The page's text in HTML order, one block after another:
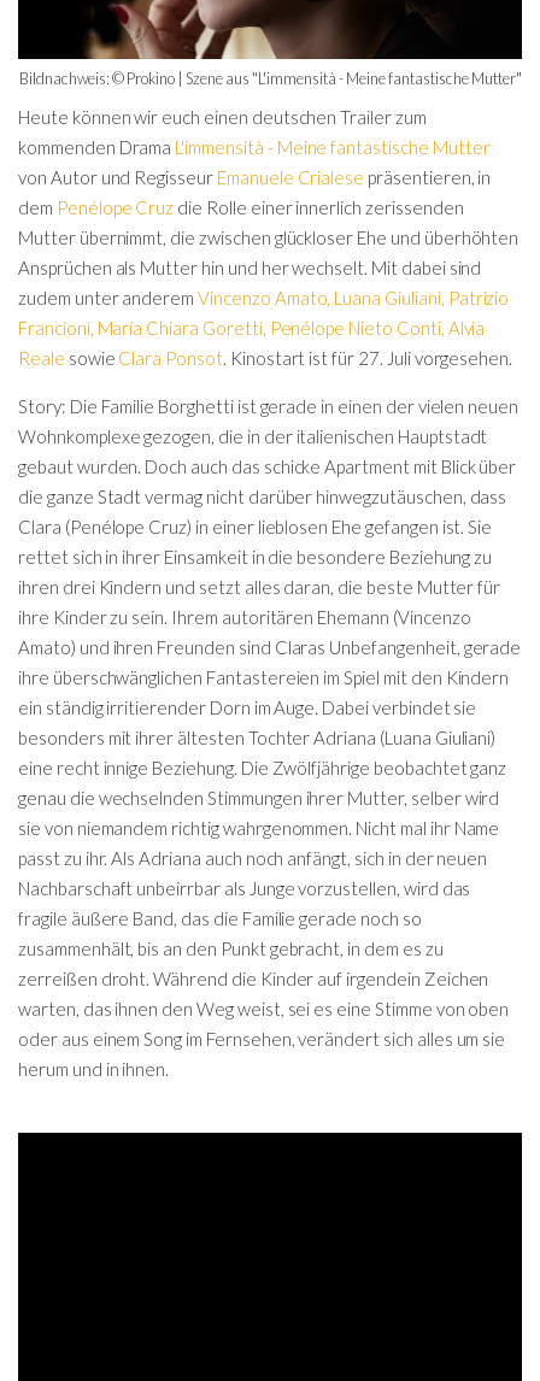
Bildnachweis: © Prokino | Szene aus "L'immensità - Meine fantastische Mutter"
Heute können wir euch einen deutschen Trailer zum
kommenden Drama L'immensità - Meine fantastische Mutter
von Autor und Regisseur Emanuele Crialese präsentieren, in
dem Penélope Cruz die Rolle einer innerlich zerissenden
Mutter übernimmt, die zwischen glückloser Ehe und überhöhten
Ansprüchen als Mutter hin und her wechselt. Mit dabei sind
zudem unter anderemVincenzo Amato, Luana Giuliani, Patrizio
Francioni, María Chiara Goretti, Penélope Nieto Conti, Alvia
Reale sowie Clara Ponsot. Kinostart ist für 27. Juli vorgesehen.
Story: Die Familie Borghetti ist gerade in einen der vielen neuen
Wohnkomplexe gezogen, die in der italienischen Hauptstadt
gebaut wurden. Doch auch das schicke Apartment mit Blick über
die ganze Stadt vermag nicht darüber hinwegzutäuschen, dass
Clara (Penélope Cruz) in einer lieblosen Ehe gefangen ist. Sie
rettet sich in ihrer Einsamkeit in die besondere Beziehung zu
ihren drei Kindern und setzt alles daran, die beste Mutter für
ihre Kinder zu sein. Ihrem autoritären Ehemann (Vincenzo
Amato) und ihren Freunden sind Claras Unbefangenheit, gerade
ihre überschwänglichen Fantastereien im Spiel mit den Kindern
ein ständig irritierender Dorn im Auge. Dabei verbindet sie
besonders mit ihrer ältesten Tochter Adriana (Luana Giuliani)
eine recht innige Beziehung. Die Zwölfjährige beobachtet ganz
genau die wechselnden Stimmungen ihrer Mutter, selber wird
sie von niemandem richtig wahrgenommen. Nicht mal ihr Name
passt zu ihr. Als Adriana auch noch anfängt, sich in der neuen
Nachbarschaft unbeirrbar als Junge vorzustellen, wird das
fragile äußere Band, das die Familie gerade noch so
zusammenhält, bis an den Punkt gebracht, in dem es zu
zerreißen droht. Während die Kinder auf irgendein Zeichen
warten, das ihnen den Weg weist, sei es eine Stimme von oben
oder aus einem Song im Fernsehen, verändert sich alles um sie
herum und in ihnen.